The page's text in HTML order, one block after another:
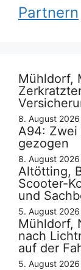
Partnern
Mühldorf,
8. August 2026
A94: Zwei
gezogen
8. August 2026
Altötting,
Scooter-
und
5. August 2026
Mühldorf,
nach
auf der
5. August 2026